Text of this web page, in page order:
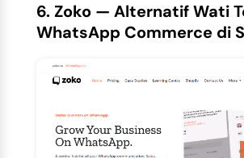
6. Zoko — Alternatif Wati
WhatsApp Commerce di